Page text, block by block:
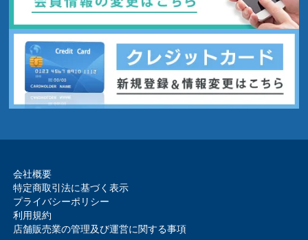
会社概要
特定商取引法に基づく表示
プライバシーポリシー
利用規約
店舗販売業の管理及び運営に関する事項